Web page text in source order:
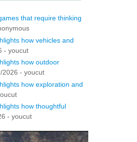
that require thinking
how vehicles and
- youcut
how outdoor
2026 - youcut
how exploration and
how thoughtful
- youcut